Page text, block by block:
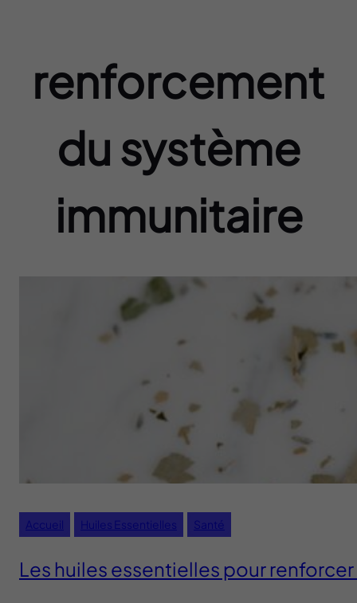
renforcement
du système
immunitaire
Accueil Huiles Essentielles Santé
Les huiles essentielles pour